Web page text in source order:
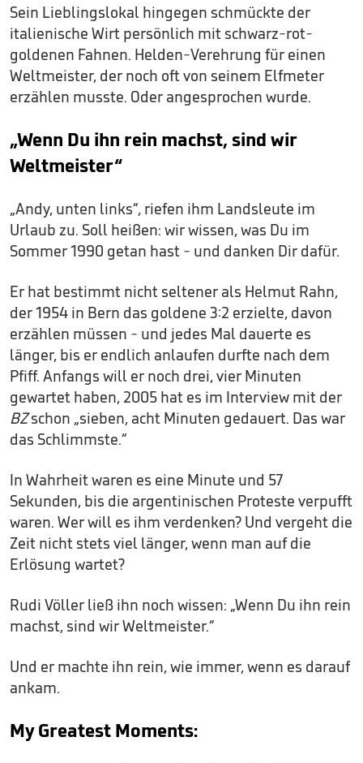
Sein Lieblingslokal hingegen schmückte der
italienische Wirt persönlich mit schwarz-rot-
goldenen Fahnen. Helden-Verehrung für einen
Weltmeister, der noch oft von seinem Elfmeter
erzählen musste. Oder angesprochen wurde.
„Wenn Du ihn rein machst, sind wir
Weltmeister“
„Andy, unten links“, riefen ihm Landsleute im
Urlaub zu. Soll heißen: wir wissen, was Du im
Sommer 1990 getan hast - und danken Dir dafür.
Er hat bestimmt nicht seltener als Helmut Rahn,
der 1954 in Bern das goldene 3:2 erzielte, davon
erzählen müssen - und jedes Mal dauerte es
länger, bis er endlich anlaufen durfte nach dem
Pfiff. Anfangs will er noch drei, vier Minuten
gewartet haben, 2005 hat es im Interview mit der
BZschon „sieben, acht Minuten gedauert. Das war
das Schlimmste.“
In Wahrheit waren es eine Minute und 57
Sekunden, bis die argentinischen Proteste verpufft
waren. Wer will es ihm verdenken? Und vergeht die
Zeit nicht stets viel länger, wenn man auf die
Erlösung wartet?
Rudi Völler ließ ihn noch wissen: „Wenn Du ihn rein
machst, sind wir Weltmeister.“
Und er machte ihn rein, wie immer, wenn es darauf
ankam.
My Greatest Moments: